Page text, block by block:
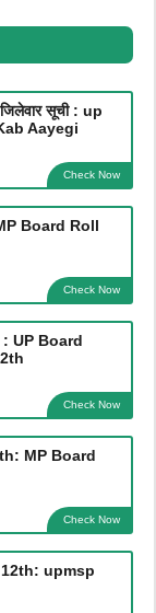
सूची : up
Aayegi
Check Now
Board Roll
Check Now
: UP Board
Check Now
MP Board
Check Now
12th: upmsp